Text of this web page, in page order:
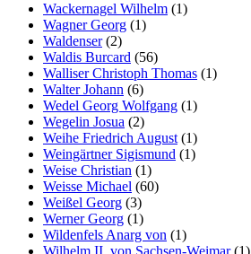
Wackernagel Wilhelm (1)
Wagner Georg (1)
Waldenser(2)
Waldis Burcard (56)
Walliser Christoph Thomas (1)
Walter Johann (6)
Wedel Georg Wolfgang (1)
Wegelin Josua (2)
Weihe Friedrich August (1)
Weingärtner Sigismund (1)
Weise Christian (1)
Weisse Michael (60)
Weißel Georg (3)
Werner Georg (1)
Wildenfels Anarg von (1)
Wilhelm II. von Sachsen-Weimar(1)